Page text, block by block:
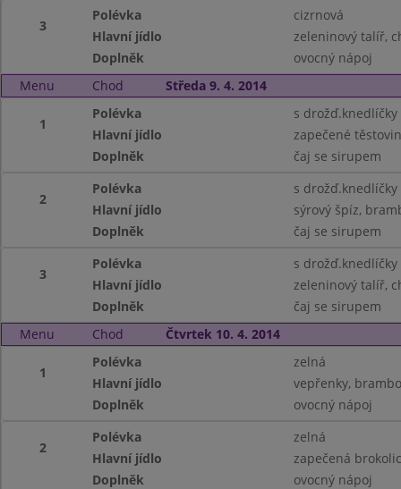
3
Polévka
cizrnová
Hlavní jídlo
zeleninový talíř,
Doplněk
ovocný nápoj
Menu
Chod Středa 9. 4. 2014
1
Polévka
s drožď.knedlíčky
Hlavní jídlo
zapečené
Doplněk
čaj se sirupem
2
Polévka
s drožď.knedlíčky
Hlavní jídlo
sýrový špíz,
Doplněk
čaj se sirupem
3
Polévka
s drožď.knedlíčky
Hlavní jídlo
zeleninový talíř,
Doplněk
čaj se sirupem
Menu
Chod Čtvrtek 10. 4. 2014
1
Polévka
zelná
Hlavní jídlo
vepřenky,
Doplněk
ovocný nápoj
2
Polévka
zelná
Hlavní jídlo
zapečená
Doplněk
ovocný nápoj